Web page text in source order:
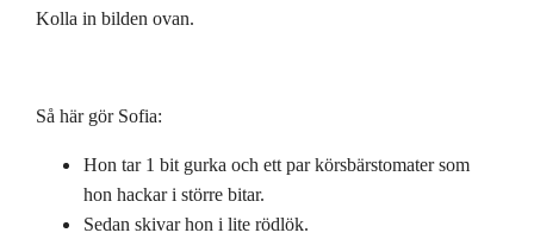
Kolla in bilden ovan.
Så här gör Sofia:
Hon tar 1 bit gurka och ett par körsbärstomater som
hon hackar i större bitar.
Sedan skivar hon i lite rödlök.